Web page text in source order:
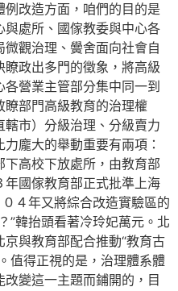
造方面，咱們的目的是
處所、國傢教委與中心各
觀治理、黌舍面向社會自
政出多門的徵象，將高級
營業主管部分集中同一到
瞭部門高級教育的治理權
市）分級治理、分級賣力
龐大的舉動重要有兩項：
高校下放處所，由教育部
國傢教育部正式批準上海
４年又將綜合改造實驗區的
”韓抬頭看著冷玲妃萬元。北
與教育部配合推動“教育古
值得正視的是，治理體系體
變這一主題而鋪開的，目